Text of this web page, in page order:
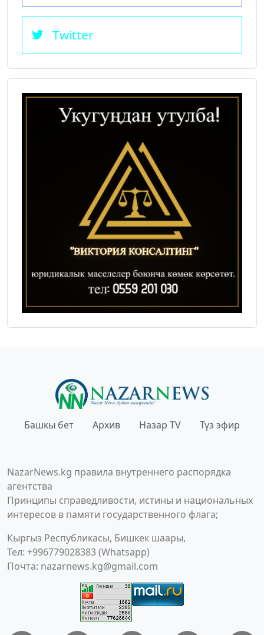
Twitter
Башкы бет Архив Назар TV Түз эфир
NazarNews.kg правила внутреннего распорядка
агентства
Принципы справедливости, истины и национальных
интересов в памяти государственного флага;
Кыргыз Республикасы, Бишкек шаары,
Тел: +996779028383 (Whatsapp)
Почта: nazarnews.kg@gmail.com